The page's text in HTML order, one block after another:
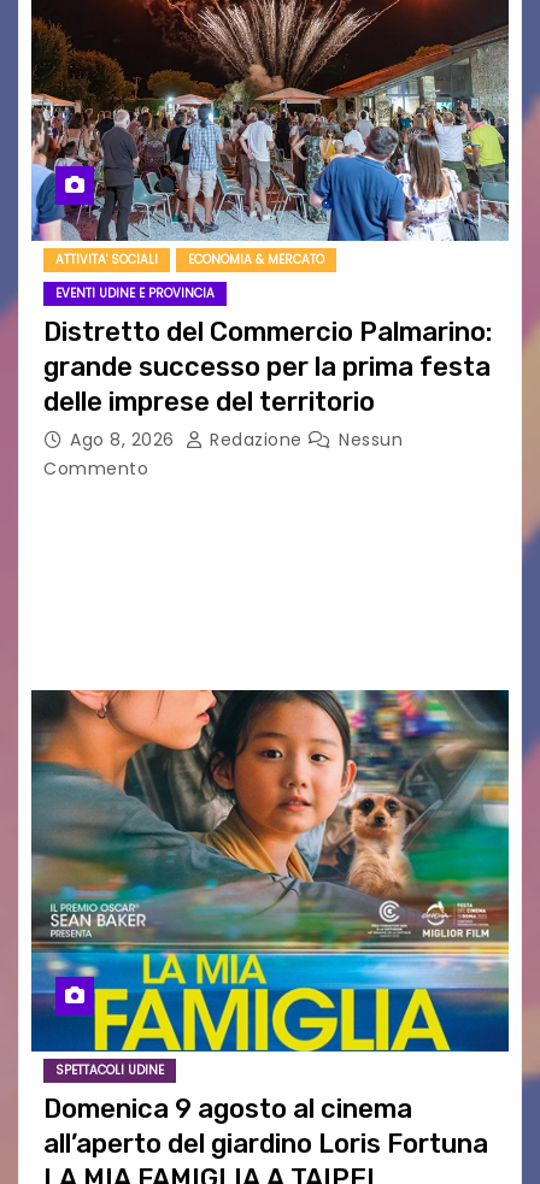
ATTIVITA' SOCIALI
ECONOMIA & MERCATO
EVENTI UDINE E PROVINCIA
Distretto del Commercio Palmarino:
grande successo per la prima festa
delle imprese del territorio
Ago 8, 2026 Redazione
Nessun
Commento
SPETTACOLI UDINE
Domenica 9 agosto al cinema
all’aperto del giardino Loris Fortuna